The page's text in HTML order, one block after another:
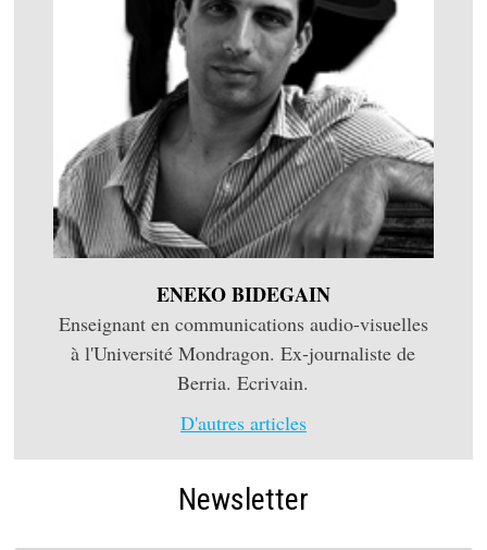
ENEKO BIDEGAIN
Enseignant en communications audio-visuelles
à l'Université Mondragon. Ex-journaliste de
Berria. Ecrivain.
D'autres articles
Newsletter